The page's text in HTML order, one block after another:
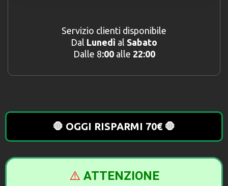
Servizio clienti disponibile
Dal Lunedì al Sabato
Dalle 8:00alle 22:00
🛑 OGGI RISPARMI 70€ 🛑
⚠️ ATTENZIONE